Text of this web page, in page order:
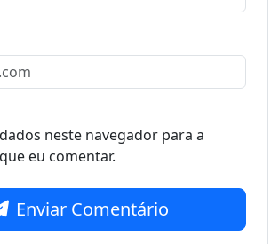
neste navegador para a
eu comentar.
Enviar Comentário